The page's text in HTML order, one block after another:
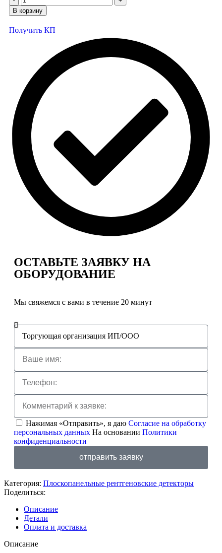
В корзину
Получить КП
ОСТАВЬТЕ ЗАЯВКУ НА
ОБОРУДОВАНИЕ
Мы свяжемся с вами в течение 20 минут
Нажимая «Отправить», я даю Согласие на обработку
персональных данных На основании Политики
конфиденциальности
отправить заявку
Категория: Плоскопанельные рентгеновские детекторы
Поделиться:
Описание
Детали
Оплата и доставка
Описание